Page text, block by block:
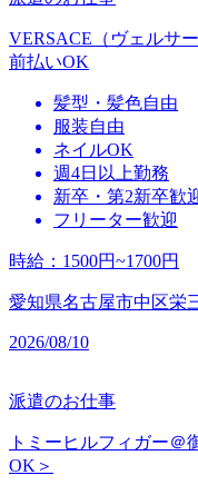
VERSACE（ヴェルサ
前払いOK
髪型・髪色自由
服装自由
ネイルOK
週4日以上勤務
新卒・第2新卒歓
フリーター歓迎
時給 ： 1500円~1700円
愛知県名古屋市中区栄
2026/08/10
派遣のお仕事
トミーヒルフィガー＠
OK＞